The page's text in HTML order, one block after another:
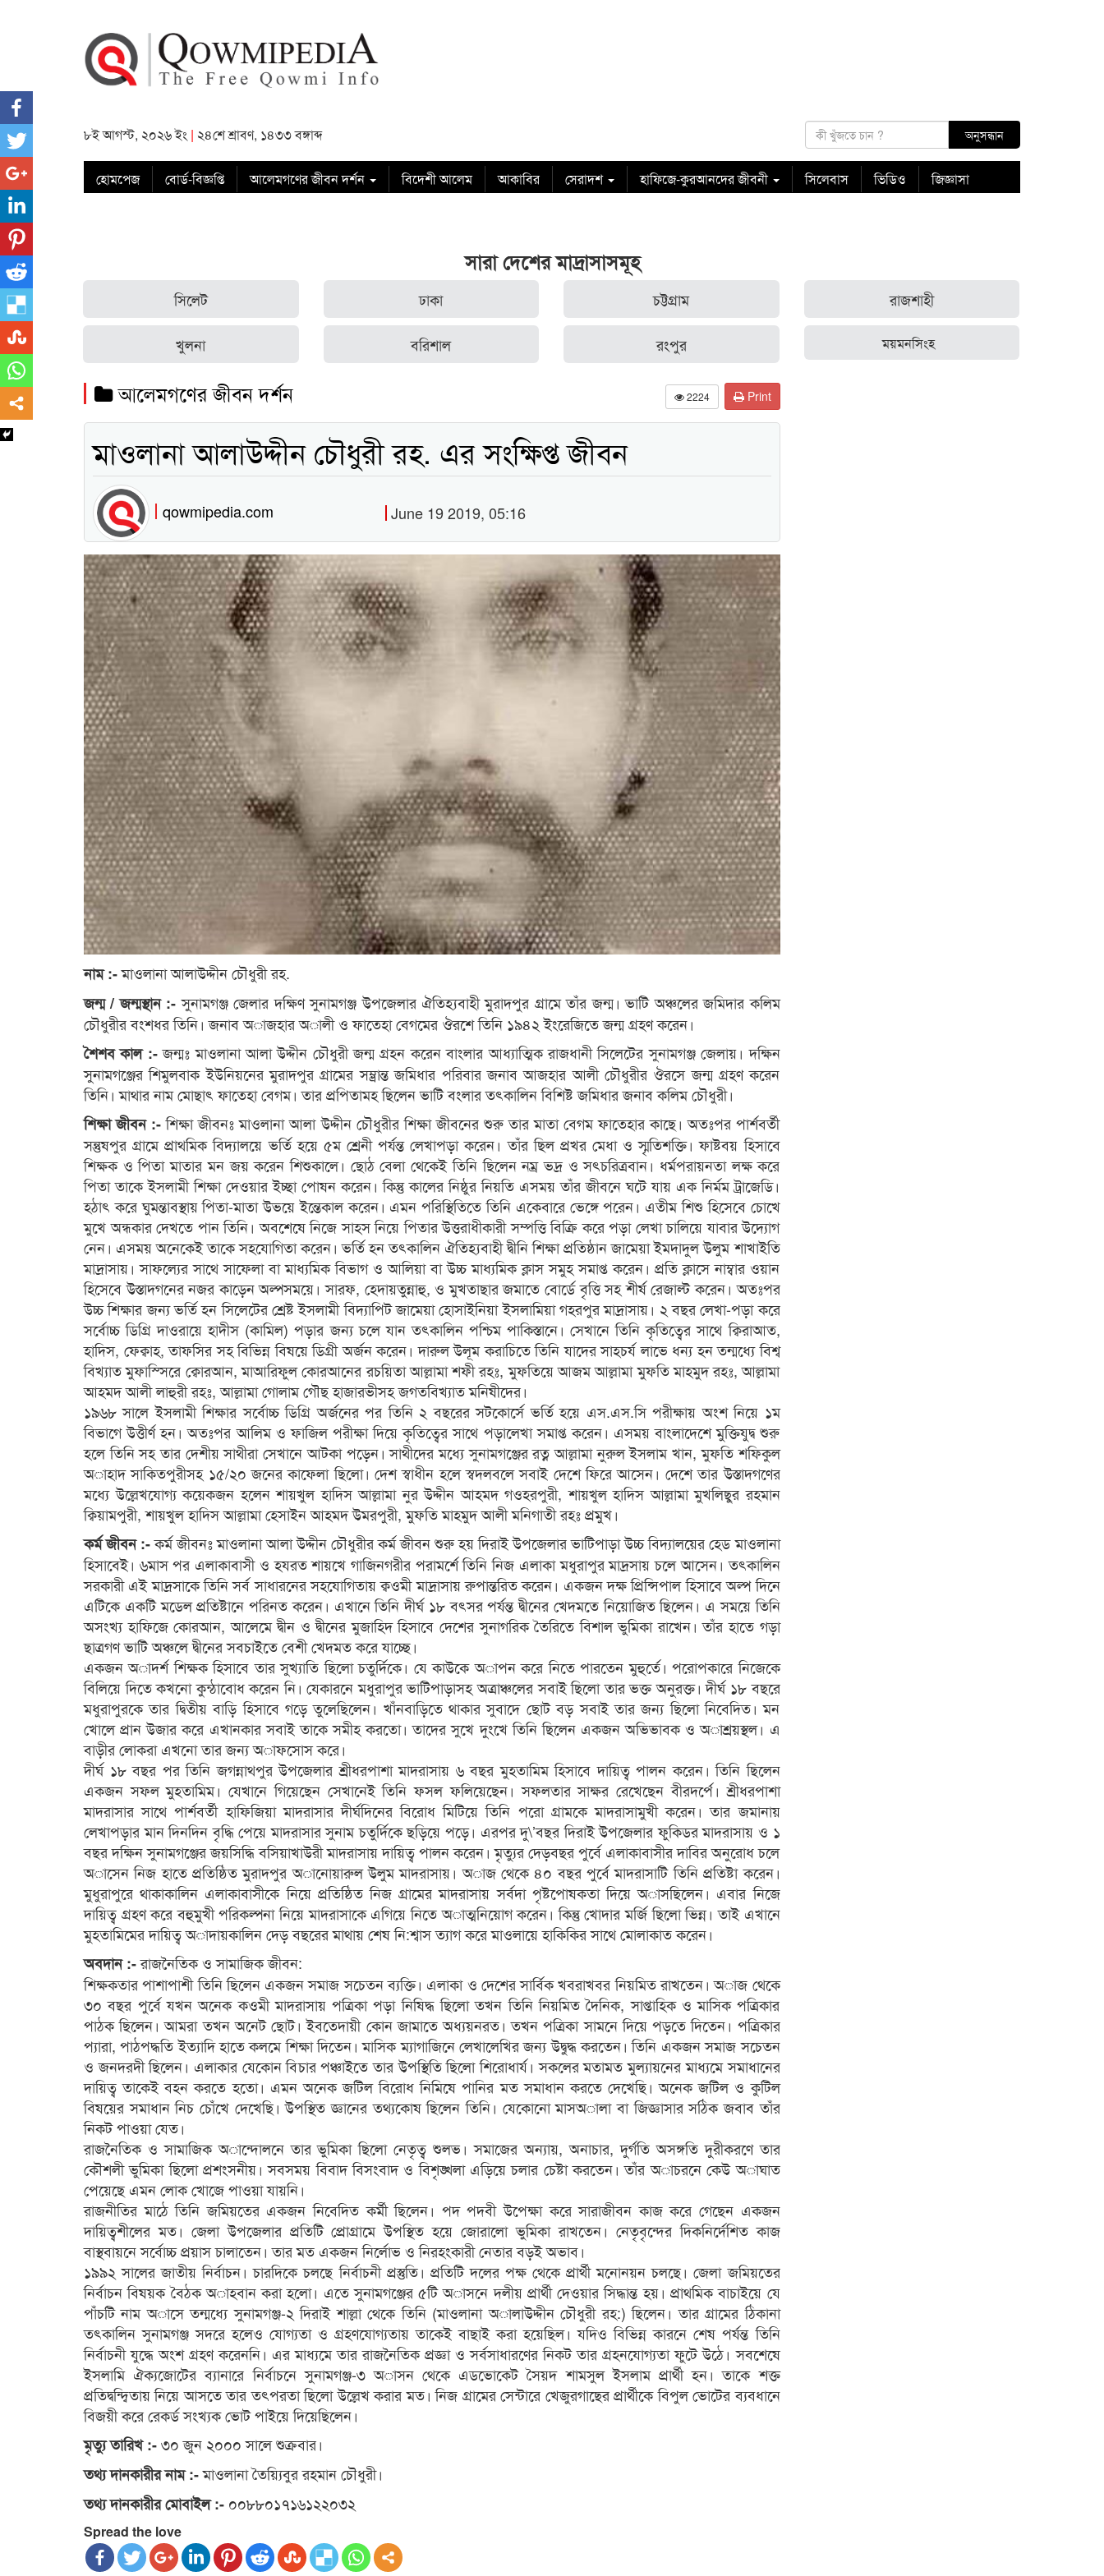
৮ই আগস্ট, ২০২৬ ইং | ২৪শে শ্রাবণ, ১৪৩৩ বঙ্গাব্দ
হোমপেজ বোর্ড-বিজ্ঞপ্তি আলেমগণের জীবন দর্শন বিদেশী আলেম আকাবির সেরাদশ হাফিজে-কুরআনদের জীবনী সিলেবাস ভিডিও জিজ্ঞাসা
সারা দেশের মাদ্রাসাসমূহ
সিলেট ঢাকা চট্টগ্রাম রাজশাহী
খুলনা বরিশাল রংপুর ময়মনসিংহ
আলেমগণের জীবন দর্শন 2224 Print
মাওলানা আলাউদ্দীন চৌধুরী রহ. এর সংক্ষিপ্ত জীবন
qowmipedia.com June 19 2019, 05:16
নাম :-মাওলানা আলাউদ্দীন চৌধুরী রহ.
জন্ম / জন্মস্থান :-সুনামগঞ্জ জেলার দক্ষিণ সুনামগঞ্জ উপজেলার ঐতিহ্যবাহী মুরাদপুর গ্রামে তাঁর জন্ম। ভাটি অঞ্চলের জমিদার কলিম
চৌধুরীর বংশধর তিনি। জনাব অাজহার অালী ও ফাতেহা বেগমের ঔরশে তিনি ১৯৪২ ইংরেজিতে জন্ম গ্রহণ করেন।
শৈশব কাল :-জন্মঃ মাওলানা আলা উদ্দীন চৌধুরী জন্ম গ্রহন করেন বাংলার আধ্যাত্মিক রাজধানী সিলেটের সুনামগঞ্জ জেলায়। দক্ষিন
সুনামগঞ্জের শিমুলবাক ইউনিয়নের মুরাদপুর গ্রামের সম্ভ্রান্ত জমিধার পরিবার জনাব আজহার আলী চৌধুরীর ঔরসে জন্ম গ্রহণ করেন
তিনি। মাথার নাম মোছাৎ ফাতেহা বেগম। তার প্রপিতামহ ছিলেন ভাটি বংলার তৎকালিন বিশিষ্ট জমিধার জনাব কলিম চৌধুরী।
শিক্ষা জীবন :-শিক্ষা জীবনঃ মাওলানা আলা উদ্দীন চৌধুরীর শিক্ষা জীবনের শুরু তার মাতা বেগম ফাতেহার কাছে। অতঃপর পার্শবর্তী
সন্তুষপুর গ্রামে প্রাথমিক বিদ্যালয়ে ভর্তি হয়ে ৫ম শ্রেনী পর্যন্ত লেখাপড়া করেন। তাঁর ছিল প্রখর মেধা ও স্মৃতিশক্তি। ফাষ্টবয় হিসাবে
শিক্ষক ও পিতা মাতার মন জয় করেন শিশুকালে। ছোঠ বেলা থেকেই তিনি ছিলেন নম্র ভদ্র ও সৎচরিত্রবান। ধর্মপরায়নতা লক্ষ করে
পিতা তাকে ইসলামী শিক্ষা দেওয়ার ইচ্ছা পোষন করেন। কিন্তু কালের নিষ্ঠুর নিয়তি এসময় তাঁর জীবনে ঘটে যায় এক নির্মম ট্রাজেডি।
হঠাৎ করে ঘুমন্তাবস্থায় পিতা-মাতা উভয়ে ইন্তেকাল করেন। এমন পরিস্থিতিতে তিনি একেবারে ভেঙ্গে পরেন। এতীম শিশু হিসেবে চোখে
মুখে অন্ধকার দেখতে পান তিনি। অবশেষে নিজে সাহস নিয়ে পিতার উত্তরাধীকারী সম্পত্তি বিক্রি করে পড়া লেখা চালিয়ে যাবার উদ্যোগ
নেন। এসময় অনেকেই তাকে সহযোগিতা করেন। ভর্তি হন তৎকালিন ঐতিহ্যবাহী দ্বীনি শিক্ষা প্রতিষ্ঠান জামেয়া ইমদাদুল উলুম শাখাইতি
মাদ্রাসায়। সাফল্যের সাথে সাফেলা বা মাধ্যমিক বিভাগ ও আলিয়া বা উচ্চ মাধ্যমিক ক্লাস সমুহ সমাপ্ত করেন। প্রতি ক্লাসে নাম্বার ওয়ান
হিসেবে উস্তাদগনের নজর কাড়েন অল্পসময়ে। সারফ, হেদায়তুন্নাহু, ও মুখতাছার জমাতে বোর্ডে বৃত্তি সহ শীর্ষ রেজাল্ট করেন। অতঃপর
উচ্চ শিক্ষার জন্য ভর্তি হন সিলেটের শ্রেষ্ট ইসলামী বিদ্যাপিট জামেয়া হোসাইনিয়া ইসলামিয়া গহরপুর মাদ্রাসায়। ২ বছর লেখা-পড়া করে
সর্বোচ্চ ডিগ্রি দাওরায়ে হাদীস (কামিল) পড়ার জন্য চলে যান তৎকালিন পশ্চিম পাকিস্তানে। সেখানে তিনি কৃতিত্বের সাথে ক্বিরাআত,
হাদিস, ফেক্বাহ, তাফসির সহ বিভিন্ন বিষয়ে ডিগ্রী অর্জন করেন। দারুল উলূম করাচিতে তিনি যাদের সাহচর্য লাভে ধন্য হন তন্মধ্যে বিশ্ব
বিখ্যাত মুফাস্সিরে ক্বোরআন, মাআরিফুল কোরআনের রচয়িতা আল্লামা শফী রহঃ, মুফতিয়ে আজম আল্লামা মুফতি মাহমুদ রহঃ, আল্লামা
আহমদ আলী লাহুরী রহঃ, আল্লামা গোলাম গৌছ হাজারভীসহ জগতবিখ্যাত মনিষীদের।
১৯৬৮ সালে ইসলামী শিক্ষার সর্বোচ্চ ডিগ্রি অর্জনের পর তিনি ২ বছরের সটকোর্সে ভর্তি হয়ে এস.এস.সি পরীক্ষায় অংশ নিয়ে ১ম
বিভাগে উত্তীর্ণ হন। অতঃপর আলিম ও ফাজিল পরীক্ষা দিয়ে কৃতিত্বের সাথে পড়ালেখা সমাপ্ত করেন। এসময় বাংলাদেশে মুক্তিযুদ্ব শুরু
হলে তিনি সহ তার দেশীয় সাথীরা সেখানে আটকা পড়েন। সাথীদের মধ্যে সুনামগঞ্জের রত্ন আল্লামা নুরুল ইসলাম খান, মুফতি শফিকুল
অাহাদ সাকিতপুরীসহ ১৫/২০ জনের কাফেলা ছিলো। দেশ স্বাধীন হলে স্বদলবলে সবাই দেশে ফিরে আসেন। দেশে তার উস্তাদগণের
মধ্যে উল্লেখযোগ্য কয়েকজন হলেন শায়খুল হাদিস আল্লামা নুর উদ্দীন আহমদ গওহরপুরী, শায়খুল হাদিস আল্লামা মুখলিছুর রহমান
ক্বিয়ামপুরী, শায়খুল হাদিস আল্লামা হেসাইন আহমদ উমরপুরী, মুফতি মাহমুদ আলী মনিগাতী রহঃ প্রমুখ।
কর্ম জীবন :-কর্ম জীবনঃ মাওলানা আলা উদ্দীন চৌধুরীর কর্ম জীবন শুরু হয় দিরাই উপজেলার ভাটিপাড়া উচ্চ বিদ্যালয়ের হেড মাওলানা
হিসাবেই। ৬মাস পর এলাকাবাসী ও হযরত শায়খে গাজিনগরীর পরামর্শে তিনি নিজ এলাকা মধুরাপুর মাদ্রসায় চলে আসেন। তৎকালিন
সরকারী এই মাদ্রসাকে তিনি সর্ব সাধারনের সহযোগিতায় ক্বওমী মাদ্রাসায় রুপান্তরিত করেন। একজন দক্ষ প্রিন্সিপাল হিসাবে অল্প দিনে
এটিকে একটি মডেল প্রতিষ্টানে পরিনত করেন। এখানে তিনি দীর্ঘ ১৮ বৎসর পর্যন্ত দ্বীনের খেদমতে নিয়োজিত ছিলেন। এ সময়ে তিনি
অসংখ্য হাফিজে কোরআন, আলেমে দ্বীন ও দ্বীনের মুজাহিদ হিসাবে দেশের সুনাগরিক তৈরিতে বিশাল ভুমিকা রাখেন। তাঁর হাতে গড়া
ছাত্রগণ ভাটি অঞ্চলে দ্বীনের সবচাইতে বেশী খেদমত করে যাচ্ছে।
একজন অাদর্শ শিক্ষক হিসাবে তার সুখ্যাতি ছিলো চতুর্দিকে। যে কাউকে অাপন করে নিতে পারতেন মুহুর্তে। পরোপকারে নিজেকে
বিলিয়ে দিতে কখনো কুন্ঠাবোধ করেন নি। যেকারনে মধুরাপুর ভাটিপাড়াসহ অত্রাঞ্চলের সবাই ছিলো তার ভক্ত অনুরক্ত। দীর্ঘ ১৮ বছরে
মধুরাপুরকে তার দ্বিতীয় বাড়ি হিসাবে গড়ে তুলেছিলেন। খাঁনবাড়িতে থাকার সুবাদে ছোট বড় সবাই তার জন্য ছিলো নিবেদিত। মন
খোলে প্রান উজার করে এখানকার সবাই তাকে সমীহ করতো। তাদের সুখে দুংখে তিনি ছিলেন একজন অভিভাবক ও অাশ্রয়স্থল। এ
বাড়ীর লোকরা এখনো তার জন্য অাফসোস করে।
দীর্ঘ ১৮ বছর পর তিনি জগন্নাথপুর উপজেলার শ্রীধরপাশা মাদরাসায় ৬ বছর মুহতামিম হিসাবে দায়িত্ব পালন করেন। তিনি ছিলেন
একজন সফল মুহতামিম। যেখানে গিয়েছেন সেখানেই তিনি ফসল ফলিয়েছেন। সফলতার সাক্ষর রেখেছেন বীরদর্পে। শ্রীধরপাশা
মাদরাসার সাথে পার্শবর্তী হাফিজিয়া মাদরাসার দীর্ঘদিনের বিরোধ মিটিয়ে তিনি পরো গ্রামকে মাদরাসামুখী করেন। তার জমানায়
লেখাপড়ার মান দিনদিন বৃদ্ধি পেয়ে মাদরাসার সুনাম চতুর্দিকে ছড়িয়ে পড়ে। এরপর দু\’বছর দিরাই উপজেলার ফুকিডর মাদরাসায় ও ১
বছর দক্ষিন সুনামগঞ্জের জয়সিদ্ধি বসিয়াখাউরী মাদরাসায় দায়িত্ব পালন করেন। মৃত্যুর দেড়বছর পুর্বে এলাকাবাসীর দাবির অনুরোধ চলে
অাসেন নিজ হাতে প্রতিষ্ঠিত মুরাদপুর অানোয়ারুল উলুম মাদরাসায়। অাজ থেকে ৪০ বছর পুর্বে মাদরাসাটি তিনি প্রতিষ্টা করেন।
মুধুরাপুরে থাকাকালিন এলাকাবাসীকে নিয়ে প্রতিষ্ঠিত নিজ গ্রামের মাদরাসায় সর্বদা পৃষ্টপোষকতা দিয়ে অাসছিলেন। এবার নিজে
দায়িত্ব গ্রহণ করে বহুমুখী পরিকল্পনা নিয়ে মাদরাসাকে এগিয়ে নিতে অাত্মনিয়োগ করেন। কিন্তু খোদার মর্জি ছিলো ভিন্ন। তাই এখানে
মুহতামিমের দায়িত্ব অাদায়কালিন দেড় বছরের মাথায় শেষ নি:শ্বাস ত্যাগ করে মাওলায়ে হাকিকির সাথে মোলাকাত করেন।
অবদান :-রাজনৈতিক ও সামাজিক জীবন:
শিক্ষকতার পাশাপাশী তিনি ছিলেন একজন সমাজ সচেতন ব্যক্তি। এলাকা ও দেশের সার্বিক খবরাখবর নিয়মিত রাখতেন। অাজ থেকে
৩০ বছর পুর্বে যখন অনেক কওমী মাদরাসায় পত্রিকা পড়া নিষিদ্ধ ছিলো তখন তিনি নিয়মিত দৈনিক, সাপ্তাহিক ও মাসিক পত্রিকার
পাঠক ছিলেন। আমরা তখন অনেট ছোট। ইবতেদায়ী কোন জামাতে অধ্যয়নরত। তখন পত্রিকা সামনে দিয়ে পড়তে দিতেন। পত্রিকার
প্যারা, পাঠপদ্ধতি ইত্যাদি হাতে কলমে শিক্ষা দিতেন। মাসিক ম্যাগাজিনে লেখালেখির জন্য উদ্বুদ্ধ করতেন। তিনি একজন সমাজ সচেতন
ও জনদরদী ছিলেন। এলাকার যেকোন বিচার পঞ্চাইতে তার উপস্থিতি ছিলো শিরোধার্য। সকলের মতামত মুল্যায়নের মাধ্যমে সমাধানের
দায়িত্ব তাকেই বহন করতে হতো। এমন অনেক জটিল বিরোধ নিমিষে পানির মত সমাধান করতে দেখেছি। অনেক জটিল ও কুটিল
বিষয়ের সমাধান নিচ চোঁখে দেখেছি। উপস্থিত জ্ঞানের তথ্যকোষ ছিলেন তিনি। যেকোনো মাসঅালা বা জিজ্ঞাসার সঠিক জবাব তাঁর
নিকট পাওয়া যেত।
রাজনৈতিক ও সামাজিক অান্দোলনে তার ভুমিকা ছিলো নেতৃত্ব শুলভ। সমাজের অন্যায়, অনাচার, দুর্গতি অসঙ্গতি দুরীকরণে তার
কৌশলী ভুমিকা ছিলো প্রশংসনীয়। সবসময় বিবাদ বিসংবাদ ও বিশৃঙ্খলা এড়িয়ে চলার চেষ্টা করতেন। তাঁর অাচরনে কেউ অাঘাত
পেয়েছে এমন লোক খোজে পাওয়া যায়নি।
রাজনীতির মাঠে তিনি জমিয়তের একজন নিবেদিত কর্মী ছিলেন। পদ পদবী উপেক্ষা করে সারাজীবন কাজ করে গেছেন একজন
দায়িত্বশীলের মত। জেলা উপজেলার প্রতিটি প্রোগ্রামে উপস্থিত হয়ে জোরালো ভুমিকা রাখতেন। নেতৃবৃন্দের দিকনির্দেশিত কাজ
বাস্থবায়নে সর্বোচ্চ প্রয়াস চালাতেন। তার মত একজন নির্লোভ ও নিরহংকারী নেতার বড়ই অভাব।
১৯৯২ সালের জাতীয় নির্বাচন। চারদিকে চলছে নির্বাচনী প্রস্তুতি। প্রতিটি দলের পক্ষ থেকে প্রার্থী মনোনয়ন চলছে। জেলা জমিয়তের
নির্বাচন বিষয়ক বৈঠক অাহবান করা হলো। এতে সুনামগঞ্জের ৫টি অাসনে দলীয় প্রার্থী দেওয়ার সিদ্ধান্ত হয়। প্রাথমিক বাচাইয়ে যে
পাঁচটি নাম অাসে তন্মধ্যে সুনামগঞ্জ-২ দিরাই শাল্লা থেকে তিনি (মাওলানা অালাউদ্দীন চৌধুরী রহ:) ছিলেন। তার গ্রামের ঠিকানা
তৎকালিন সুনামগঞ্জ সদরে হলেও যোগ্যতা ও গ্রহণযোগ্যতায় তাকেই বাছাই করা হয়েছিল। যদিও বিভিন্ন কারনে শেষ পর্যন্ত তিনি
নির্বাচনী যুদ্ধে অংশ গ্রহণ করেননি। এর মাধ্যমে তার রাজনৈতিক প্রজ্ঞা ও সর্বসাধারণের নিকট তার গ্রহনযোগ্যতা ফুটে উঠে। সবশেষে
ইসলামি ঐক্যজোটের ব্যানারে নির্বাচনে সুনামগঞ্জ-৩ অাসন থেকে এডভোকেট সৈয়দ শামসুল ইসলাম প্রার্থী হন। তাকে শক্ত
প্রতিদ্বন্দ্বিতায় নিয়ে আসতে তার তৎপরতা ছিলো উল্লেখ করার মত। নিজ গ্রামের সেন্টারে খেজুরগাছের প্রার্থীকে বিপুল ভোটের ব্যবধানে
বিজয়ী করে রেকর্ড সংখ্যক ভোট পাইয়ে দিয়েছিলেন।
মৃত্যু তারিখ :-৩০ জুন ২০০০ সালে শুক্রবার।
তথ্য দানকারীর নাম :-মাওলানা তৈয়্যিবুর রহমান চৌধুরী।
তথ্য দানকারীর মোবাইল :- ০০৮৮০১৭১৬১২২০৩২
Spread the love